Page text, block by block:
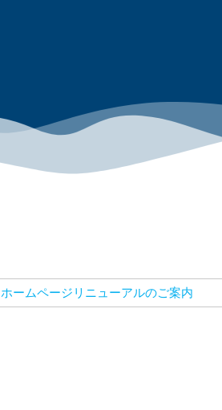
ホームページリニューアルのご案内